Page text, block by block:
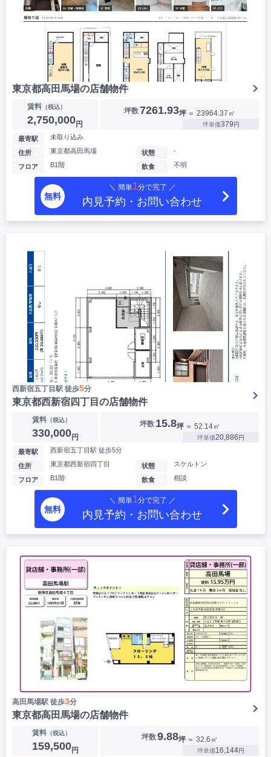
東京都高田馬場の店舗物件
賃料 （税込）
2,750,000円
坪数7261.93坪 ＝ 23964.37㎡
坪単価379円
最寄駅 未取り込み
住所 東京都高田馬場
フロア B1階
状態 -
飲食 不明
無料
＼ 簡単1分で完了 ／
内見予約・お問い合わせ
西新宿五丁目駅 徒歩5分
東京都西新宿四丁目の店舗物件
賃料（税込）
330,000円
坪数 15.8坪 ＝ 52.14㎡
坪単価20,886円
最寄駅 西新宿五丁目駅 徒歩5分
住所 東京都西新宿四丁目
フロア B1階
状態 スケルトン
飲食 相談
無料
＼ 簡単1分で完了 ／
内見予約・お問い合わせ
高田馬場駅 徒歩3分
東京都高田馬場の店舗物件
賃料（税込）
159,500円
坪数9.88坪 ＝ 32.6㎡
坪単価16,144円